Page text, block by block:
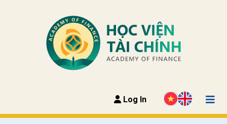
Log In